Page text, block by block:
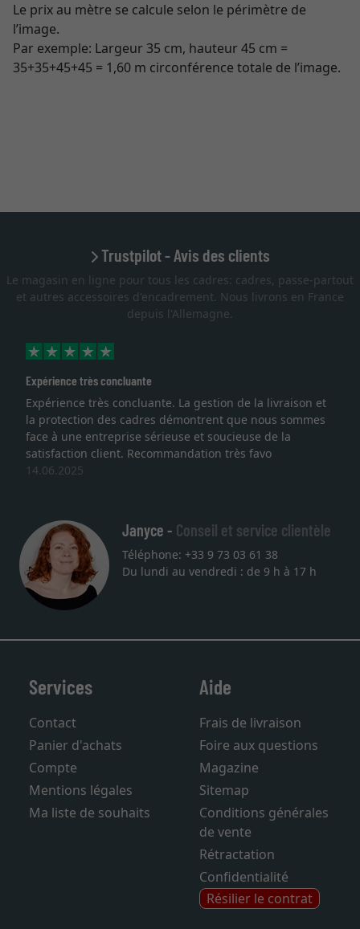
Le prix au mètre se calcule selon le périmètre de
l’image.
Par exemple: Largeur 35 cm, hauteur 45 cm =
35+35+45+45 = 1,60 m circonférence totale de l’image.
Trustpilot - Avis des clients
Le magasin en ligne pour tous les cadres: cadres, passe-partout
et autres accessoires d'encadrement. Nous livrons en France
depuis l'Allemagne.
Expérience très concluante
Expérience très concluante. La gestion de la livraison et
la protection des cadres démontrent que nous sommes
face à une entreprise sérieuse et soucieuse de la
satisfaction client. Recommandation très favo
14.06.2025
Janyce - Conseil et service clientèle
Téléphone: +33 9 73 03 61 38
Du lundi au vendredi : de 9 h à 17 h
Services
Contact
Panier d'achats
Compte
Mentions légales
Ma liste de souhaits
Aide
Frais de livraison
Foire aux questions
Magazine
Sitemap
Conditions générales
de vente
Rétractation
Confidentialité
Résilier le contrat